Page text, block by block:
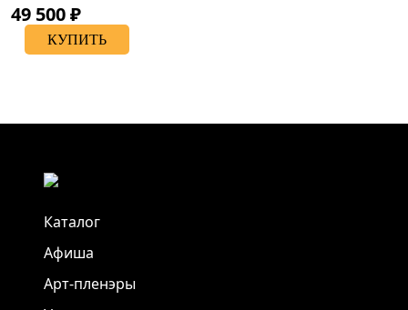
49 500 ₽
КУПИТЬ
Каталог
Афиша
Арт-пленэры